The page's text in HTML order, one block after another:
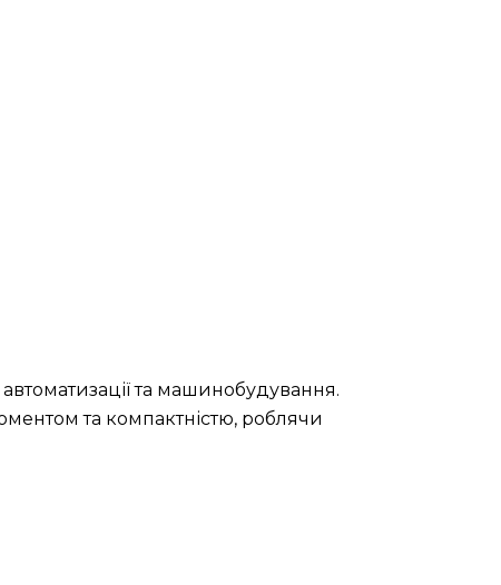
та машинобудування.
та компактністю, роблячи